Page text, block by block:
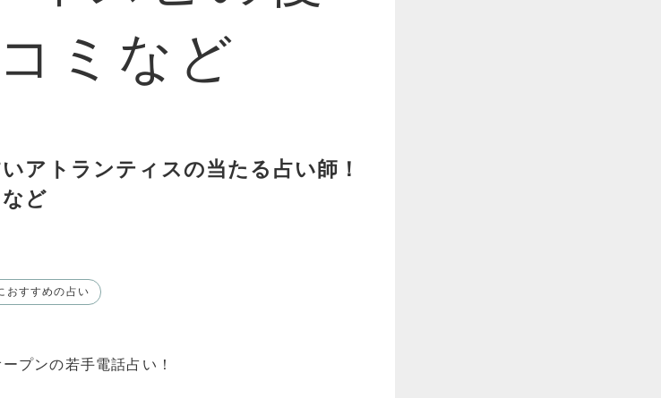
アトランティスの当たる占い師！
ど
おすすめの占い
プンの若手電話占い！